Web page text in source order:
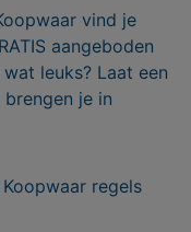
vind je
aangeboden
leuks? Laat een
je in
Koopwaar regels